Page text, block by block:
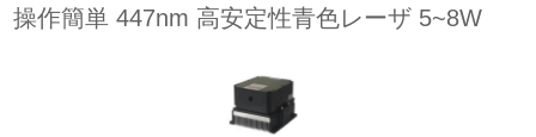
操作簡単 447nm 高安定性青色レーザ 5~8W